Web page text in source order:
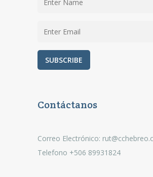
Contáctanos
Correo Electrónico:
Telefono +506 89931824